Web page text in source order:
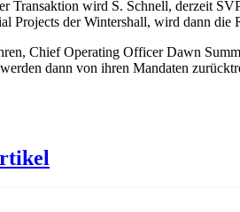
Transaktion wird S. Schnell, derzeit
Projects der Wintershall, wird dann
Chief Operating Officer Dawn
dann von ihren Mandaten